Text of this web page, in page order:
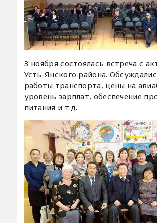
3 ноября состоялась встреча с
Усть-Янского района.
работы транспорта, цены на
уровень зарплат, обеспечение
питания и т.д.